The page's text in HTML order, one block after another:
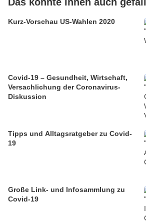
Kurz-Vorschau US-Wahlen 2020
Covid-19 – Gesundheit, Wirtschaft,
Versachlichung der Coronavirus-
Diskussion
Tipps und Alltagsratgeber zu Covid-
19
Große Link- und Infosammlung zu
Covid-19